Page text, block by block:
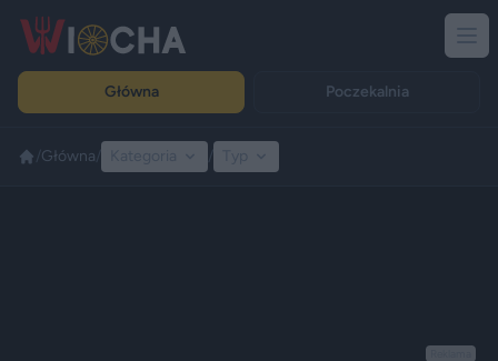
Główna Poczekalnia
Główna